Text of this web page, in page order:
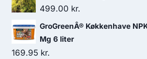
499.00 kr.
GroGreenÂ® Køkkenhave
Mg 6 liter
169.95 kr.